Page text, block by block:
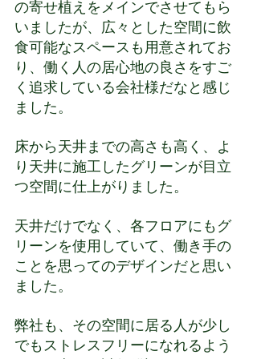
の寄せ植えをメインでさせてもら
いましたが、広々とした空間に飲
食可能なスペースも用意されてお
り、働く人の居心地の良さをすご
く追求している会社様だなと感じ
ました。
床から天井までの高さも高く、よ
り天井に施工したグリーンが目立
つ空間に仕上がりました。
天井だけでなく、各フロアにもグ
リーンを使用していて、働き手の
ことを思ってのデザインだと思い
ました。
弊社も、その空間に居る人が少し
でもストレスフリーになれるよう